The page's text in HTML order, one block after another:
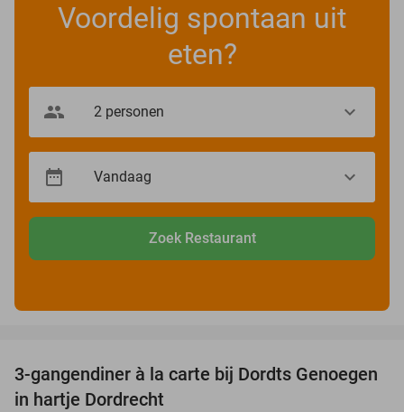
Voordelig spontaan uit
eten?
Zoek Restaurant
31%
3-gangendiner à la carte bij Dordts Genoegen
in hartje Dordrecht